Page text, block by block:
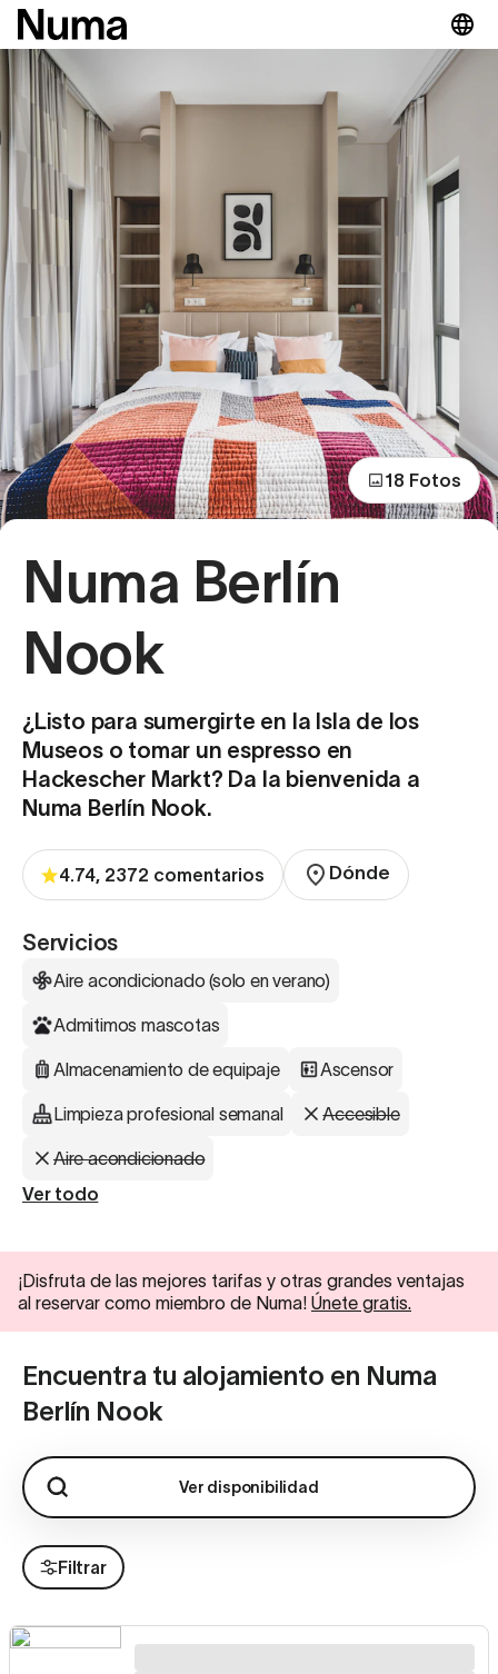
18 Fotos
Numa Berlín
Nook
¿Listo para sumergirte en la Isla de los
Museos o tomar un espresso en
Hackescher Markt? Da la bienvenida a
Numa Berlín Nook.
4.74, 2372 comentarios Dónde
Servicios
Aire acondicionado (solo en verano)
Admitimos mascotas
Almacenamiento de equipaje Ascensor
Limpieza profesional semanal Accesible
Aire acondicionado
Ver todo
¡Disfruta de las mejores tarifas y otras grandes ventajas
al reservar como miembro de Numa! Únete gratis.
Encuentra tu alojamiento en Numa
Berlín Nook
Ver disponibilidad
Filtrar